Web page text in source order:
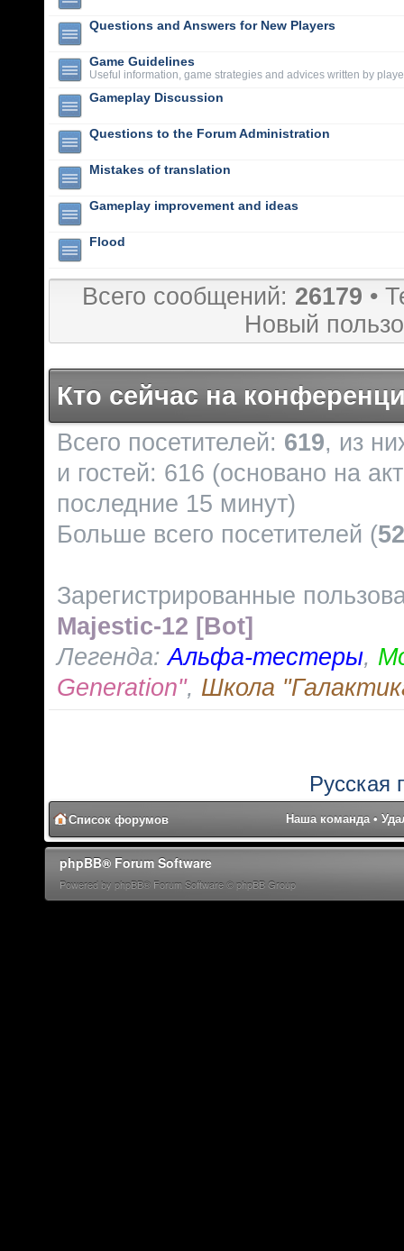
Questions and Answers for New Players
Game Guidelines
Useful information, game strategies and advices written by
Gameplay Discussion
Questions to the Forum Administration
Mistakes of translation
Gameplay improvement and ideas
Flood
Всего сообщений: 26179 •
Новый
Кто сейчас на
Всего посетителей: 619, из
и гостей: 616 (основано на
последние 15 минут)
Больше всего посетителей (
Зарегистрированные
Majestic-12 [Bot]
Легенда:Альфа-тестеры,
Generation", Школа
Русская
Список форумов Наша команда•
phpBB® Forum Software
Powered by phpBB® Forum Software © phpBB Group